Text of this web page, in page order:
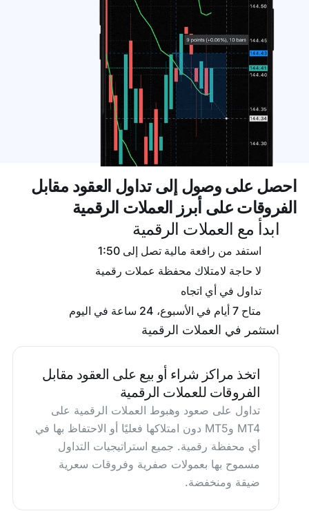
احصل على وصول إلى تداول العقود مقابل
الفروقات على أبرز العملات الرقمية
ابدأ مع العملات الرقمية
استفد من رافعة مالية تصل إلى 1:50
لا حاجة لامتلاك محفظة عملات رقمية
تداول في أي اتجاه
متاح 7 أيام في الأسبوع، 24 ساعة في اليوم
استثمر في العملات الرقمية
اتخذ مراكز شراء أو بيع على العقود مقابل
الفروقات للعملات الرقمية
تداول على صعود وهبوط العملات الرقمية على
MT4 وMT5 دون امتلاكها فعليًا أو الاحتفاظ بها في
أي محفظة رقمية. جميع استراتيجيات التداول
مسموح بها بعمولات صفرية وفروقات سعرية
ضيقة ومنخفضة.